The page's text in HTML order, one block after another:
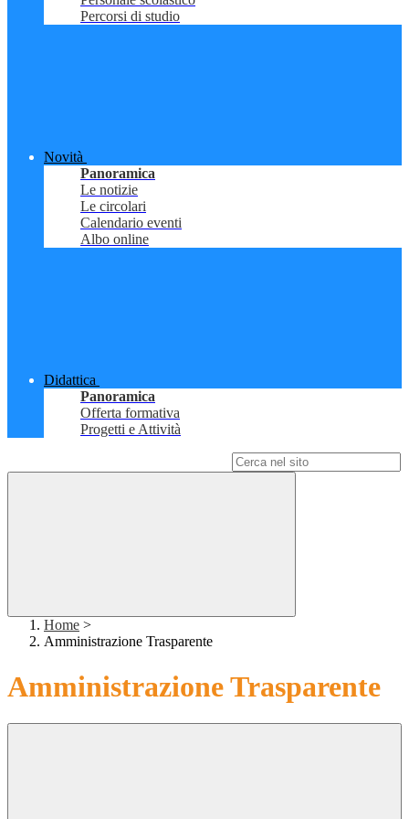
Percorsi di studio
Novità
Panoramica
Le notizie
Le circolari
Calendario eventi
Albo online
Didattica
Panoramica
Offerta formativa
Progetti e Attività
Home >
Amministrazione Trasparente
Amministrazione Trasparente